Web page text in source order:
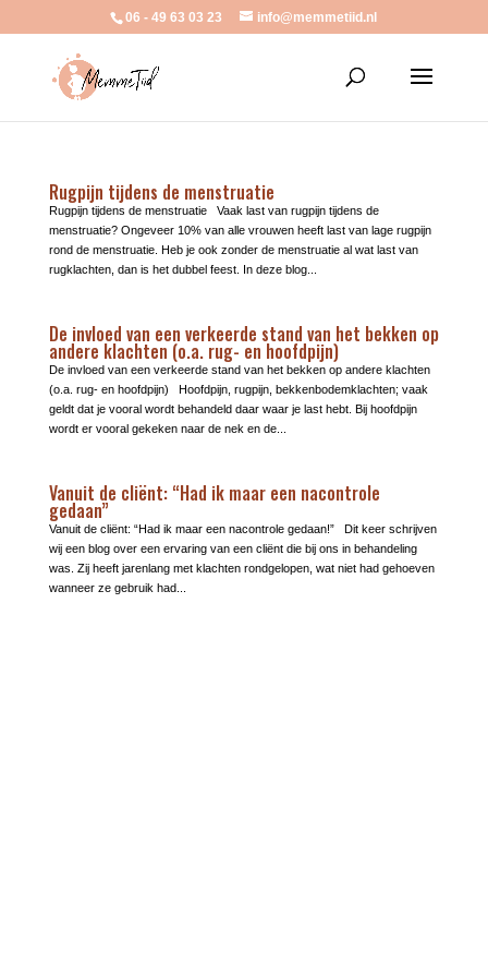
06 - 49 63 03 23 info@memmetiid.nl
Rugpijn tijdens de menstruatie
Rugpijn tijdens de menstruatie Vaak last van rugpijn tijdens de
menstruatie? Ongeveer 10% van alle vrouwen heeft last van lage rugpijn
rond de menstruatie. Heb je ook zonder de menstruatie al wat last van
rugklachten, dan is het dubbel feest. In deze blog...
De invloed van een verkeerde stand van het bekken op
andere klachten (o.a. rug- en hoofdpijn)
De invloed van een verkeerde stand van het bekken op andere klachten
(o.a. rug- en hoofdpijn) Hoofdpijn, rugpijn, bekkenbodemklachten; vaak
geldt dat je vooral wordt behandeld daar waar je last hebt. Bij hoofdpijn
wordt er vooral gekeken naar de nek en de...
Vanuit de cliënt: “Had ik maar een nacontrole
gedaan”
Vanuit de cliënt: “Had ik maar een nacontrole gedaan!” Dit keer schrijven
wij een blog over een ervaring van een cliënt die bij ons in behandeling
was. Zij heeft jarenlang met klachten rondgelopen, wat niet had gehoeven
wanneer ze gebruik had...